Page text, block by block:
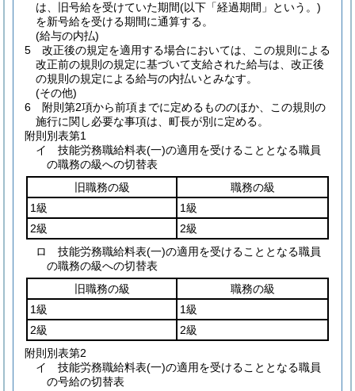
は、旧号給を受けていた期間(以下「経過期間」という。)
を新号給を受ける期間に通算する。
(給与の内払)
5
改正後の規定を適用する場合においては、この規則による
改正前の規則の規定に基づいて支給された給与は、改正後
の規則の規定による給与の内払いとみなす。
(その他)
6
附則第2項から前項までに定めるもののほか、この規則の
施行に関し必要な事項は、町長が別に定める。
附則別表第1
イ 技能労務職給料表(一)の適用を受けることとなる職員
の職務の級への切替表
旧職務の級
職務の級
1級
1級
2級
2級
ロ 技能労務職給料表(一)の適用を受けることとなる職員
の職務の級への切替表
旧職務の級
職務の級
1級
1級
2級
2級
附則別表第2
イ 技能労務職給料表(一)の適用を受けることとなる職員
の号給の切替表